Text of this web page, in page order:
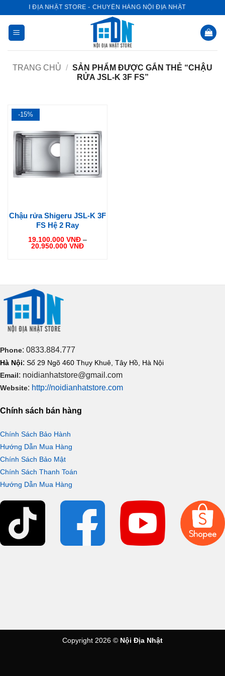
dung
NỘI ĐỊA NHẬT STORE - CHUYÊN HÀNG NỘI ĐỊA NHẬT
TRANG CHỦ / SẢN PHẨM ĐƯỢC GẮN THẺ “CHẬU
RỬA JSL-K 3F FS”
-15%
Chậu rửa Shigeru JSL-K 3F
FS Hệ 2 Ray
19.100.000 VNĐ –
20.950.000 VNĐKhoảng
Phone: 0833.884.777
Hà Nội: Số 29 Ngõ 460 Thụy Khuê, Tây Hồ, Hà Nội
Email: noidianhatstore@gmail.com
Website: http://noidianhatstore.com
Chính sách bán hàng
Chính Sách Bảo Hành
Hướng Dẫn Mua Hàng
Chính Sách Bảo Mật
Chính Sách Thanh Toán
Hướng Dẫn Mua Hàng
Copyright 2026 © Nội Địa Nhật